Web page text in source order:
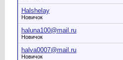
Halshelay
Новичок
haluna100@mail.ru
Новичок
halva0007@mail.ru
Новичок